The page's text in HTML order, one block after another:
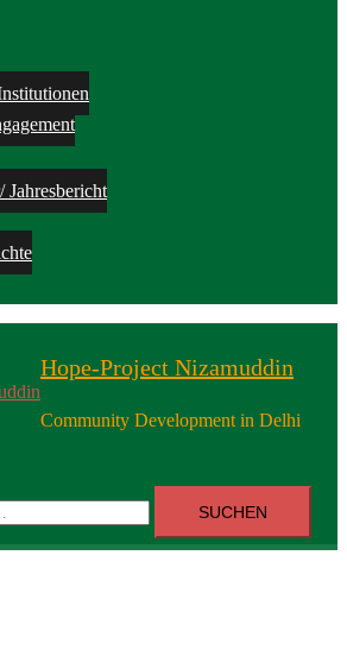
Jahresbericht
Hope-Project Nizamuddin
Community Development in Delhi